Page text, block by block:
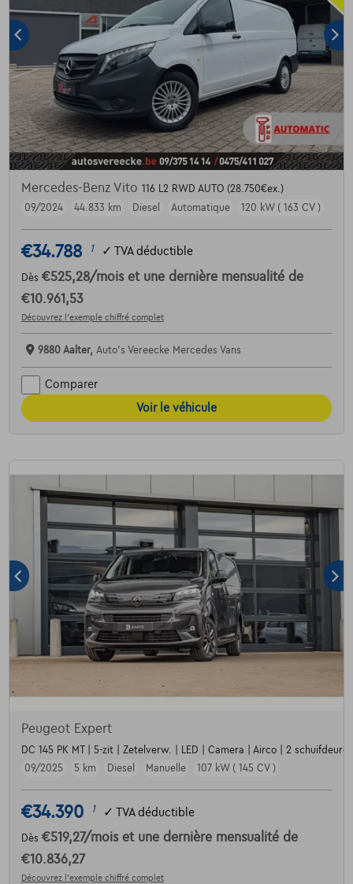
Mercedes-Benz Vito 116 L2 RWD AUTO (28.750€ex.)
09/2024
44.833 km Diesel Automatique 120 kW ( 163 CV )
€34.788 1 ✓ TVA déductible
Dès €525,28/mois et une dernière mensualité de
€10.961,53
Découvrez l’exemple chiffré complet
9880 Aalter, Auto's Vereecke Mercedes Vans
Comparer
Voir le véhicule
Peugeot Expert
DC 145 PK MT | 5-zit | Zetelverw. | LED | Camera | Airco | 2
09/2025
5 km Diesel Manuelle 107 kW ( 145 CV )
€34.390 1 ✓ TVA déductible
Dès €519,27/mois et une dernière mensualité de
€10.836,27
Découvrez l’exemple chiffré complet